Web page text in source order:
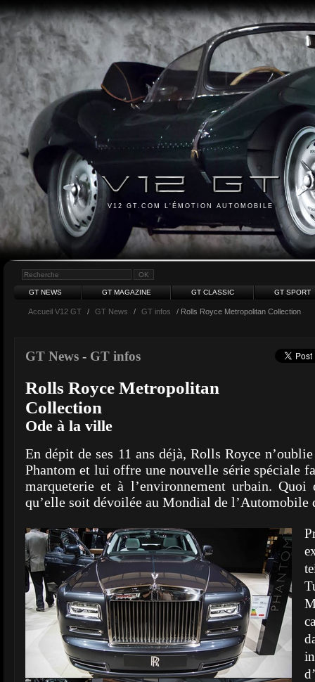
V12 GT.COM L'ÉMOTION AUTOMOBILE
GT NEWS GT MAGAZINE GT CLASSIC GT SPORT
Accueil V12 GT / GT News / GT infos / Rolls Royce Metropolitan Collection
GT News - GT infos
Rolls Royce Metropolitan
Collection
Ode à la ville
En dépit de ses 11 ans déjà, Rolls Royce
Phantom et lui offre une nouvelle série spéciale
marqueterie et à l’environnement urbain.
qu’elle soit dévoilée au Mondial de l’Automobile